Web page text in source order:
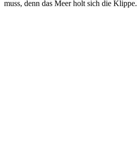
muss, denn das Meer holt sich die Klippe.